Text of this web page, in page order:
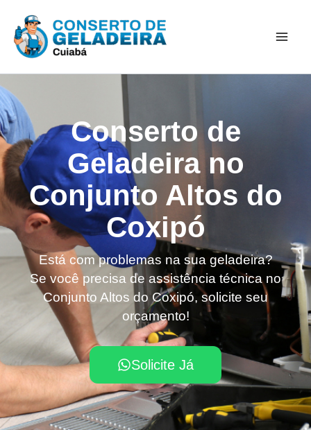
para
Conserto de
Geladeira no
Conjunto Altos do
Coxipó
Está com problemas na sua geladeira?
Se você precisa de assistência técnica no
Conjunto Altos do Coxipó, solicite seu
orçamento!
Solicite Já